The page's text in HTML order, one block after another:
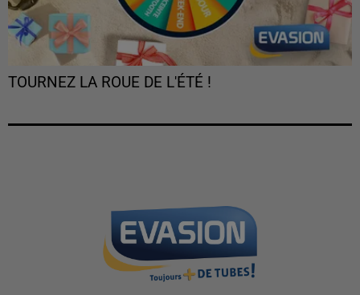
TOURNEZ LA ROUE DE L'ÉTÉ !